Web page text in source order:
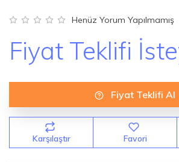
Henüz Yorum Yapılmamış
Fiyat Teklifi
Fiyat Teklifi Al
Karşılaştır Favori